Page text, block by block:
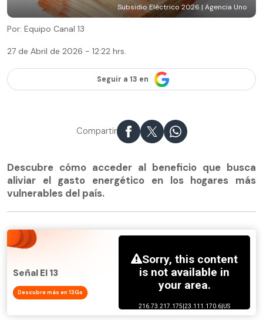
Subsidio Eléctrico 2026 | Agencia Uno
Por: Equipo Canal 13
27 de Abril de 2026 - 12:22 hrs.
Seguir a 13 en
Compartir
Descubre cómo acceder al beneficio que busca
aliviar el gasto energético en los hogares más
vulnerables del país.
Señal El 13
Descubre más en 13Go